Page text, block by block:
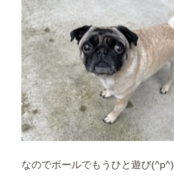
なのでボールでもうひと遊び(^p^)